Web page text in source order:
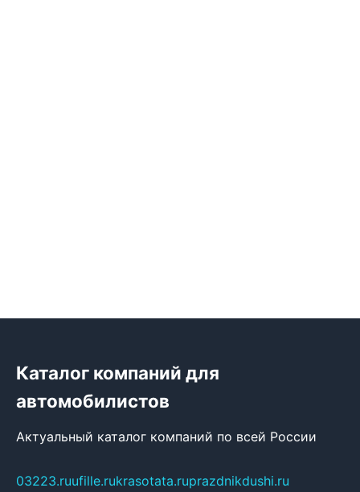
Каталог компаний для
автомобилистов
Актуальный каталог компаний по всей России
03223.ruufille.rukrasotata.ruprazdnikdushi.ru